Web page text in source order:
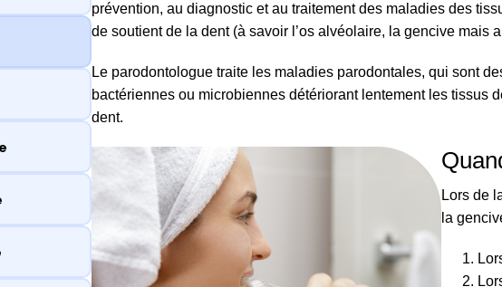
prévention, au diagnostic et au traitement des maladies des
de soutient de la dent (à savoir l’os alvéolaire, la gencive mais
Le parodontologue traite les maladies parodontales, qui sont
bactériennes ou microbiennes détériorant lentement les tissus
dent.
Lors de
la